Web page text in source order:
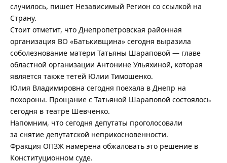
случилось, пишет Независимый Регион со ссылкой на
Страну.
Стоит отметит, что Днепропетровская районная
организация ВО «Батькивщина» сегодня выразила
соболезнование матери Татьяны Шараповой — главе
областной организации Антонине Ульяхиной, которая
является также тетей Юлии Тимошенко.
Юлия Владимировна сегодня поехала в Днепр на
похороны. Прощание с Татьяной Шараповой состоялось
сегодня в театре Шевченко.
Напомним, что сегодня депутаты проголосовали
за снятие депутатской неприкосновенности.
Фракция ОПЗЖ намерена обжаловать это решение в
Конституционном суде.